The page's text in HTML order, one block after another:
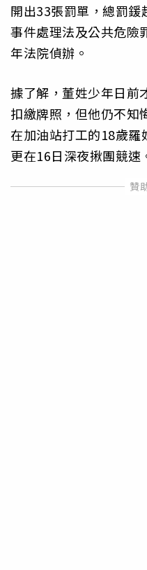
開出33張罰單，總罰
事件處理法及公共危險
年法院偵辦。
據了解，董姓少年日前
扣繳牌照，但他仍不知
在加油站打工的18歲羅
更在16日深夜揪團競速